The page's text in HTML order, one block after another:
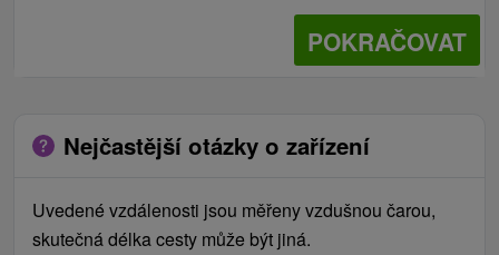
POKRAČOVAT
Nejčastější otázky o zařízení
Uvedené vzdálenosti jsou měřeny vzdušnou čarou,
skutečná délka cesty může být jiná.